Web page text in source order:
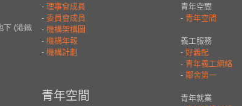
下 (港鐵